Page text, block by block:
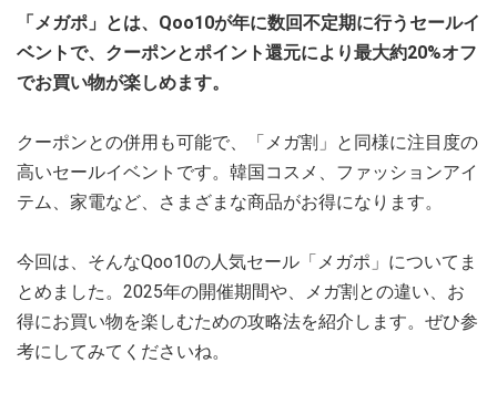
「メガポ」とは、Qoo10が年に数回不定期に行うセールイ
ベントで、クーポンとポイント還元により最大約20%オフ
でお買い物が楽しめます。
クーポンとの併用も可能で、「メガ割」と同様に注目度の
高いセールイベントです。韓国コスメ、ファッションアイ
テム、家電など、さまざまな商品がお得になります。
今回は、そんなQoo10の人気セール「メガポ」についてま
とめました。2025年の開催期間や、メガ割との違い、お
得にお買い物を楽しむための攻略法を紹介します。ぜひ参
考にしてみてくださいね。